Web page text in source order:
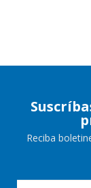
Reciba